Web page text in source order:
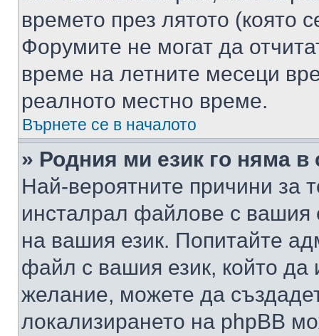
времето през лятото (която
Форумите не могат да
време на летните месеци
реалното местно време.
Върнете се в началото
» Родния ми език го няма в
Най-вероятните причини за
инсталрал файлове с вашия
на вашия език. Попитайте
файл с вашия език, който да
желание, можете да
локализирането на phpBB